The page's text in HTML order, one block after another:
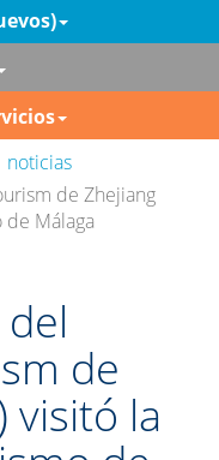
noticias
de Zhejiang
de Málaga
de
visitó la